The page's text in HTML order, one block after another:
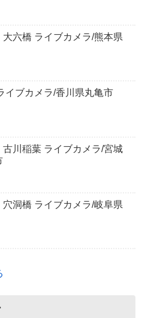
大六橋 ライブカメラ/熊本県
イブカメラ/香川県丸亀市
古川稲葉 ライブカメラ/宮城
穴洞橋 ライブカメラ/岐阜県